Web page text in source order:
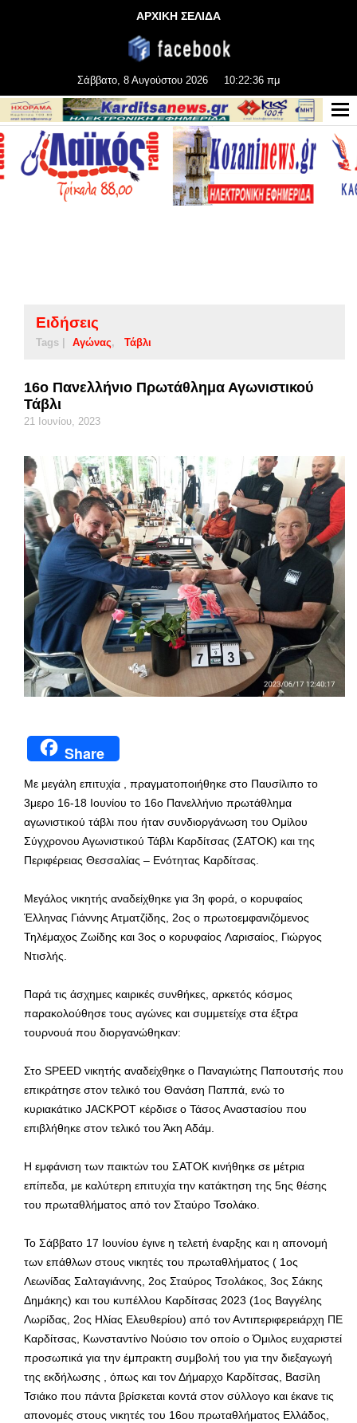
ΑΡΧΙΚΗ ΣΕΛΙΔΑ
Σάββατο, 8 Αυγούστου 2026 10:22:37 πμ
Ειδήσεις
Tags | Αγώνας Τάβλι
16ο Πανελλήνιο Πρωτάθλημα Αγωνιστικού
Τάβλι
21 Ιουνίου, 2023
Share
Με μεγάλη επιτυχία , πραγματοποιήθηκε στο Παυσίλιπο το
3μερο 16-18 Ιουνίου το 16ο Πανελλήνιο πρωτάθλημα
αγωνιστικού τάβλι που ήταν συνδιοργάνωση του Ομίλου
Σύγχρονου Αγωνιστικού Τάβλι Καρδίτσας (ΣΑΤΟΚ) και της
Περιφέρειας Θεσσαλίας – Ενότητας Καρδίτσας.
Μεγάλος νικητής αναδείχθηκε για 3η φορά, ο κορυφαίος
Έλληνας Γιάννης Ατματζίδης, 2ος ο πρωτοεμφανιζόμενος
Τηλέμαχος Ζωίδης και 3ος ο κορυφαίος Λαρισαίος, Γιώργος
Ντισλής.
Παρά τις άσχημες καιρικές συνθήκες, αρκετός κόσμος
παρακολούθησε τους αγώνες και συμμετείχε στα έξτρα
τουρνουά που διοργανώθηκαν:
Στο SPEED νικητής αναδείχθηκε ο Παναγιώτης Παπουτσής που
επικράτησε στον τελικό του Θανάση Παππά, ενώ το
κυριακάτικο JACKPOT κέρδισε ο Τάσος Αναστασίου που
επιβλήθηκε στον τελικό του Άκη Αδάμ.
Η εμφάνιση των παικτών του ΣΑΤΟΚ κινήθηκε σε μέτρια
επίπεδα, με καλύτερη επιτυχία την κατάκτηση της 5ης θέσης
του πρωταθλήματος από τον Σταύρο Τσολάκο.
Το Σάββατο 17 Ιουνίου έγινε η τελετή έναρξης και η απονομή
των επάθλων στους νικητές του πρωταθλήματος ( 1ος
Λεωνίδας Σαλταγιάννης, 2ος Σταύρος Τσολάκος, 3ος Σάκης
Δημάκης) και του κυπέλλου Καρδίτσας 2023 (1ος Βαγγέλης
Λωρίδας, 2ος Ηλίας Ελευθερίου) από τον Αντιπεριφερειάρχη ΠΕ
Καρδίτσας, Κωνσταντίνο Νούσιο τον οποίο ο Όμιλος ευχαριστεί
προσωπικά για την έμπρακτη συμβολή του για την διεξαγωγή
της εκδήλωσης , όπως και τον Δήμαρχο Καρδίτσας, Βασίλη
Τσιάκο που πάντα βρίσκεται κοντά στον σύλλογο και έκανε τις
απονομές στους νικητές του 16ου πρωταθλήματος Ελλάδος,